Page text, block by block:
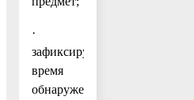
·
зафиксируйте
время
обнаружения